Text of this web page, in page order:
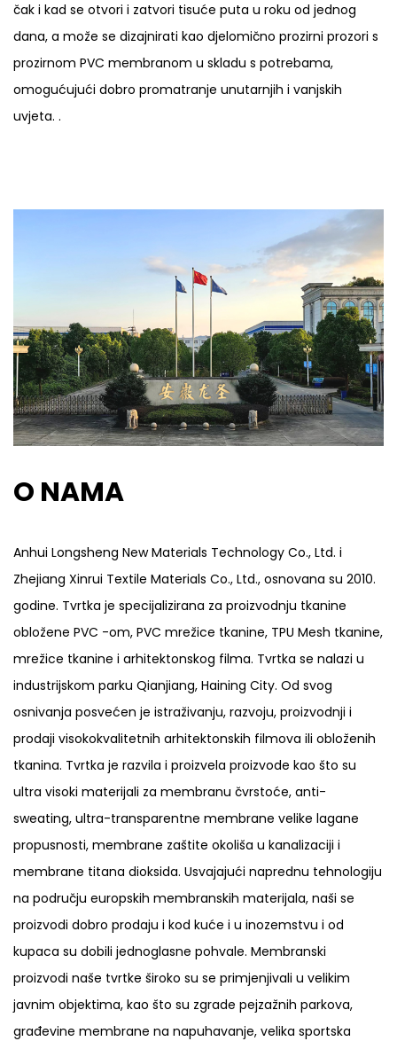
čak i kad se otvori i zatvori tisuće puta u roku od jednog
dana, a može se dizajnirati kao djelomično prozirni prozori s
prozirnom PVC membranom u skladu s potrebama,
omogućujući dobro promatranje unutarnjih i vanjskih
uvjeta. .
O NAMA
Anhui Longsheng New Materials Technology Co., Ltd. i
Zhejiang Xinrui Textile Materials Co., Ltd., osnovana su 2010.
godine. Tvrtka je specijalizirana za proizvodnju tkanine
obložene PVC -om, PVC mrežice tkanine, TPU Mesh tkanine,
mrežice tkanine i arhitektonskog filma. Tvrtka se nalazi u
industrijskom parku Qianjiang, Haining City. Od svog
osnivanja posvećen je istraživanju, razvoju, proizvodnji i
prodaji visokokvalitetnih arhitektonskih filmova ili obloženih
tkanina. Tvrtka je razvila i proizvela proizvode kao što su
ultra visoki materijali za membranu čvrstoće, anti-
sweating, ultra-transparentne membrane velike lagane
propusnosti, membrane zaštite okoliša u kanalizaciji i
membrane titana dioksida. Usvajajući naprednu tehnologiju
na području europskih membranskih materijala, naši se
proizvodi dobro prodaju i kod kuće i u inozemstvu i od
kupaca su dobili jednoglasne pohvale. Membranski
proizvodi naše tvrtke široko su se primjenjivali u velikim
javnim objektima, kao što su zgrade pejzažnih parkova,
građevine membrane na napuhavanje, velika sportska